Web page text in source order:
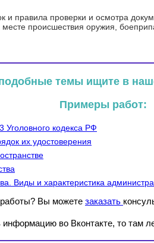
правила проверки и осмотра
происшествия оружия,
темы ищите в
Примеры работ:
Уголовного кодекса РФ
их удостоверения
Виды и характеристика
Вы можете заказать
во Вконтакте, то там